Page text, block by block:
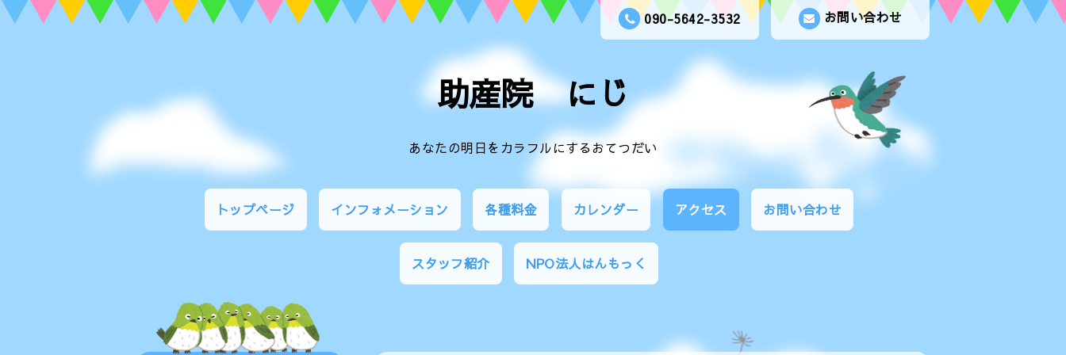
お問い合わせ
090-5642-3532
助産院 にじ
あなたの明日をカラフルにするおてつだい
トップページ インフォメーション 各種料金 カレンダー アクセス お問い合わせ
スタッフ紹介 NPO法人はんもっく